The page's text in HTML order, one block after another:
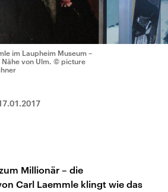
im Laupheim Museum –
von Ulm. © picture
Millionär – die
Carl Laemmle klingt wie das